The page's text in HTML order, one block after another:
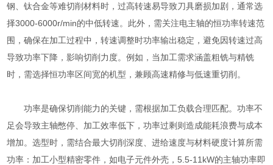
钢、钛合金等难切削材料时，过高转速易导致刀具磨损加剧，通常选
择3000-6000r/min的中低转速。此外，需关注电主轴的恒功率转速范
围，确保在加工过程中，转速调整时功率输出稳定，避免因转速过高
导致功率下降，影响切削力度。例如，当加工需求涵盖粗铣与精铣
时，需选择恒功率区间宽的机型，兼顾高速精修与低速重切削。
功率是确保切削能力的关键，需根据加工负载合理匹配。功率不
足会导致主轴憋停、加工效率低下，功率过剩则造成能耗浪费与成本
增加。选型时，需结合最大切削深度、进给速度与材料硬度计算所需
功率：加工小型精密零件，如电子元件外壳，5.5-11kW的主轴功率即